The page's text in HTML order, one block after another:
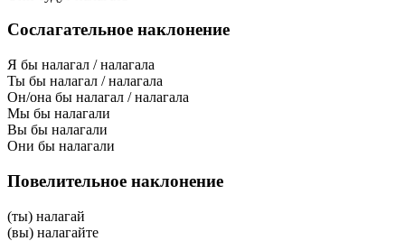
Сослагательное наклонение
Я бы налагал / налагала
Ты бы налагал / налагала
Он/она бы налагал / налагала
Мы бы налагали
Вы бы налагали
Они бы налагали
Повелительное наклонение
(ты) налагай
(вы) налагайте